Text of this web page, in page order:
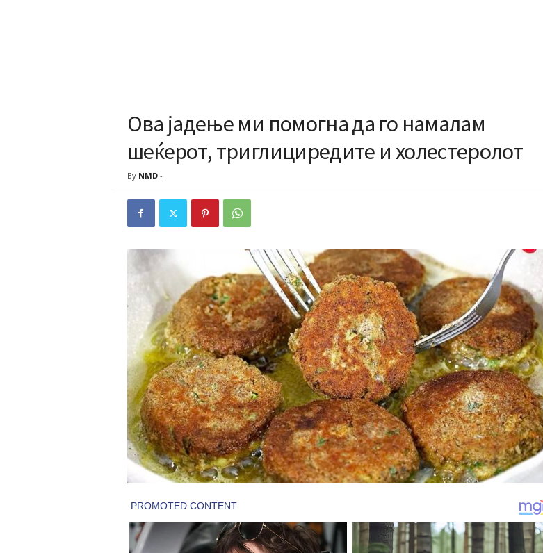
Ова јадење ми помогна да го намалам
шеќерот, триглициредите и холестеролот
By NMD-